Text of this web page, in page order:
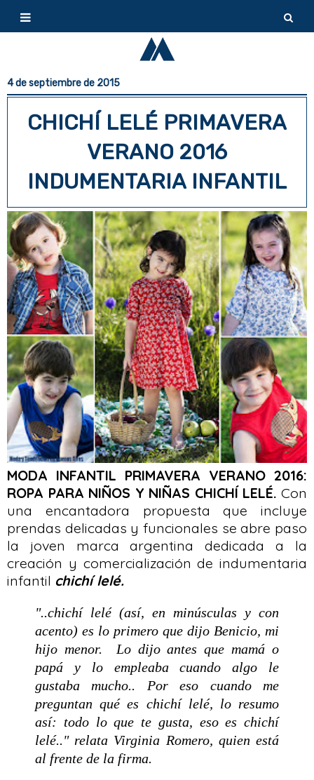
4 de septiembre de 2015
CHICHÍ LELÉ PRIMAVERA
VERANO 2016
INDUMENTARIA INFANTIL
MODA INFANTIL PRIMAVERA VERANO 2016:
ROPA PARA NIÑOS Y NIÑAS CHICHÍ LELÉ. Con
una encantadora propuesta que incluye
prendas delicadas y funcionales se abre paso
la joven marca argentina dedicada a la
creación y comercialización de indumentaria
infantil chichí lelé.
"..chichí lelé (así, en minúsculas y con
acento) es lo primero que dijo Benicio, mi
hijo menor. Lo dijo antes que mamá o
papá y lo empleaba cuando algo le
gustaba mucho.. Por eso cuando me
preguntan qué es chichí lelé, lo resumo
así: todo lo que te gusta, eso es chichí
lelé.." relata Virginia Romero, quien está
al frente de la firma.